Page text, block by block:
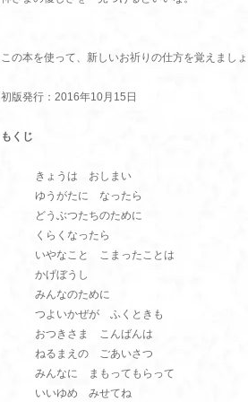
この本を使って、新しいお祈りの仕方を覚えまし
初版発行：2016年10月15日
もくじ
きょうは おしまい
ゆうがたに なったら
どうぶつたちのために
くらくなったら
いやなこと こまったことは
かげぼうし
みんなのために
つよいかぜが ふくときも
おつきさま こんばんは
ねるまえの ごあいさつ
みんなに まもってもらって
いいゆめ みせてね